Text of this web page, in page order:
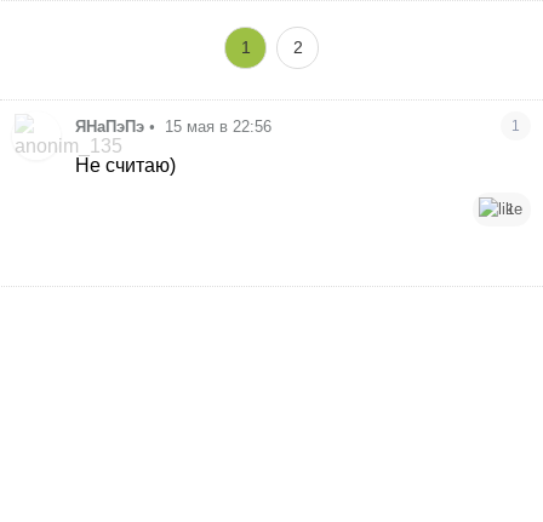
1 2
ЯНаПэПэ • 15 мая в 22:56 1
Не считаю)
1